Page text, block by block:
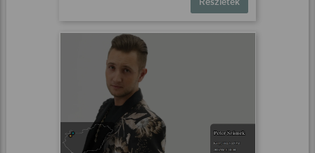
Részletek
Ez az oldal cookie-kat használ
Adatainak biztonsága fontos számunkra
Weboldalunk a felhasználói élmény növelése, a
kényelmes felhasználás és a weboldal védelme
érdekében cookie-kat használ.